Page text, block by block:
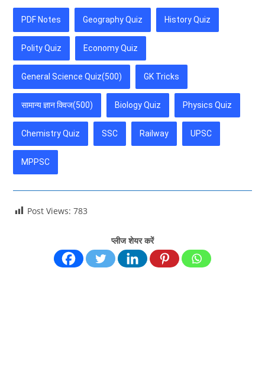
PDF Notes Geography Quiz History Quiz
Polity Quiz Economy Quiz
General Science Quiz(500) GK Tricks
सामान्य ज्ञान क्विज(500) Biology Quiz Physics Quiz
Chemistry Quiz SSC Railway UPSC
MPPSC
Post Views: 783
प्लीज शेयर करें